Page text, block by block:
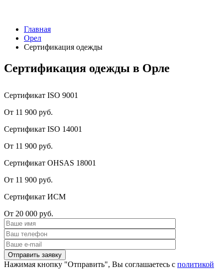
Главная
Орел
Сертификация одежды
Сертификация одежды в Орле
Сертификат ISO 9001
От 11 900 руб.
Сертификат ISO 14001
От 11 900 руб.
Сертификат OHSAS 18001
От 11 900 руб.
Сертификат ИСМ
От 20 000 руб.
Нажимая кнопку "Отправить", Вы соглашаетесь с политикой